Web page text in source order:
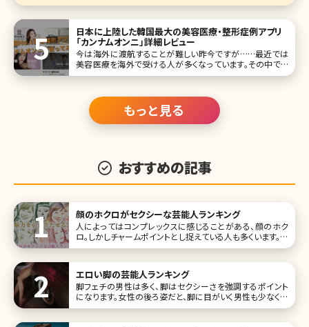
日本に上陸した韓国最大の美容医療・整形症例アプリ
「カンナムオンニ」詳細レビュー
今は海外に渡航することが難しい昨今ですが……最近では
美容医療を海外で受ける人が多くなっています。その中でも
最も人気の渡航先として「韓国」が挙げられます。韓国は美容
ァッションや美容を参考にする人が急増しています。 そして韓
国で施術
もっと見る
おすすめの記事
顔のホクロがセクシーな芸能人ランキング
人によってはコンプレックスに感じることがある、顔のホク
ロ。しかしチャームポイントとし捉えている人も多くいます。ホ
クロがあることで、他人にはより魅力的に映ったり、セクシー
届けします。
エロい脚の芸能人ランキング
脚フェチの男性は多く、脚はセクシーさを強調するポイント
になります。女性の後ろ姿だと、脚に目がいく男性も少なくな
いでしょう。そこで今回は、エロい脚を持つ女性芸能人をラン